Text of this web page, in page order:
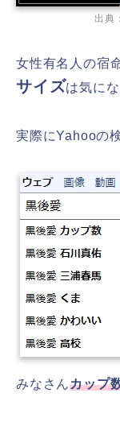
出典
女性有名人の宿
サイズは気に
実際にYahooの
みなさんカップ